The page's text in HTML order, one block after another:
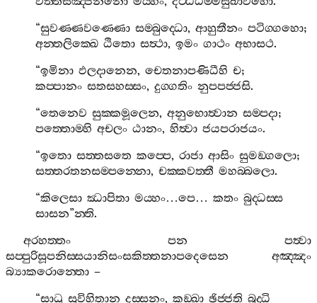
“සුවණ‍්ණවණ‍්ණො සම‍්බුද‍්ධො,ආහුතීනං පටිග‍්ගහො;
අන‍්තලික‍්ඛෙ ඨිතො සත්‍ථා,ඉමං ගාථං අභාසථ.
“ඉමිනා ඵලදානෙන,චෙතනාපණිධීහි ච;
කප‍්පානං සතසහස‍්සං,දුග‍්ගතිං නුපපජ‍්ජසි.
“තෙනෙව සුක‍්කමූලෙන,අනුභොත්‍වාන සම‍්පදා;
පත‍්තොම‍්හි අචලං ඨානං,හිත්‍වා ජයපරාජයං.
“ඉතො සත‍්තසතෙ කප‍්පෙ,රාජා ආසිං සුමඞ‍්ගලො;
සත‍්තරතනසම‍්පන‍්නො,චක‍්කවත‍්තී මහබ‍්බලො.
“කිලෙසා ඣාපිතා මය‍්හං…පෙ…කතං බුද‍්ධස‍්ස
සාසන”න‍්ති.
අරහත‍්තං
පන
පත්‍වා
සප‍්පුරිසූපනිස‍්සයානිසංසකිත‍්තනාපදෙසෙන
අඤ‍්ඤං
බ්‍යාකරොන‍්තො –
“සාධු සුවිහිතාන දස‍්සනං,කඞ‍්ඛා ඡිජ‍්ජති බුද‍්ධි